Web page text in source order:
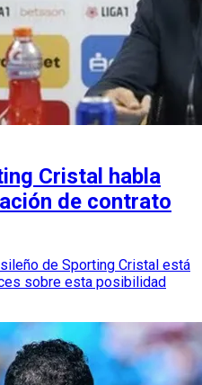
Cristal habla
de contrato
de Sporting Cristal está
sobre esta posibilidad